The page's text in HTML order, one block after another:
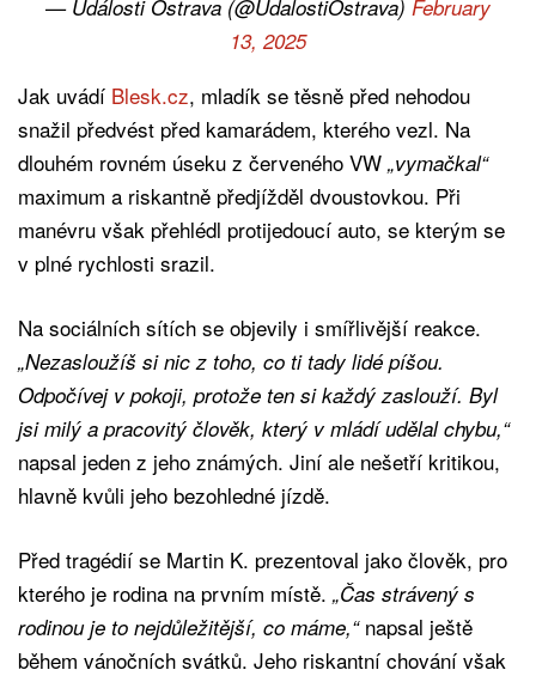
— Události Ostrava (@UdalostiOstrava) February
13, 2025
Jak uvádí Blesk.cz, mladík se těsně před nehodou
snažil předvést před kamarádem, kterého vezl. Na
dlouhém rovném úseku z červeného VW „vymačkal“
maximum a riskantně předjížděl dvoustovkou. Při
manévru však přehlédl protijedoucí auto, se kterým se
v plné rychlosti srazil.
Na sociálních sítích se objevily i smířlivější reakce.
„Nezasloužíš si nic z toho, co ti tady lidé píšou.
Odpočívej v pokoji, protože ten si každý zaslouží. Byl
jsi milý a pracovitý člověk, který v mládí udělal chybu,“
napsal jeden z jeho známých. Jiní ale nešetří kritikou,
hlavně kvůli jeho bezohledné jízdě.
Před tragédií se Martin K. prezentoval jako člověk, pro
kterého je rodina na prvním místě. „Čas strávený s
rodinou je to nejdůležitější, co máme,“napsal ještě
během vánočních svátků. Jeho riskantní chování však